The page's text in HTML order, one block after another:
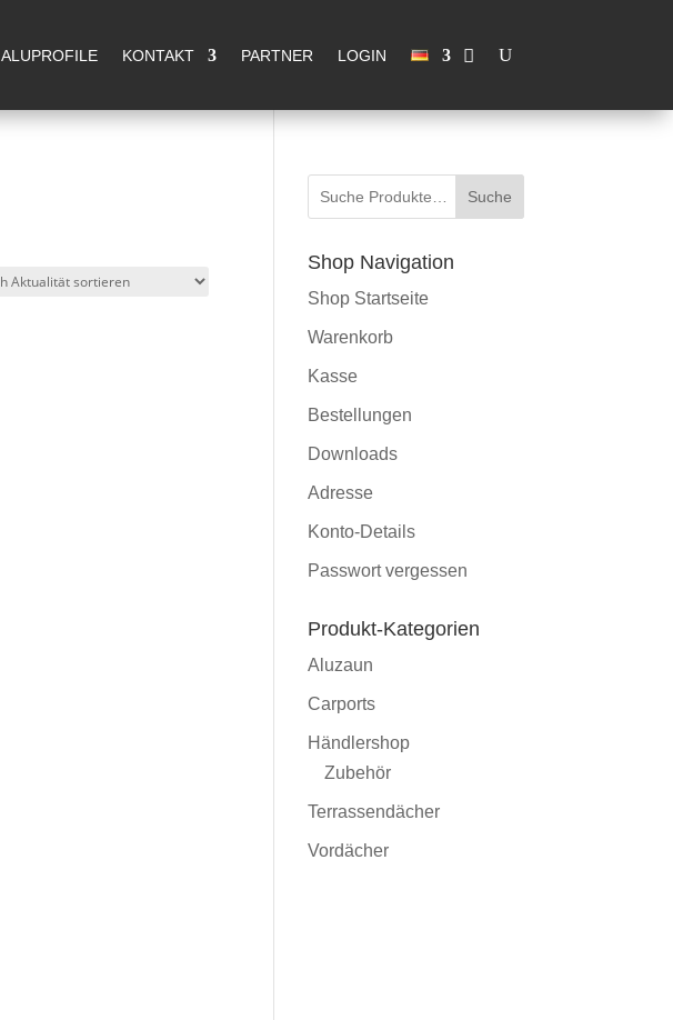
ALUPROFILE KONTAKT PARTNER LOGIN
Suche
Shop Navigation
Shop Startseite
Warenkorb
Kasse
Bestellungen
Downloads
Adresse
Konto-Details
Passwort vergessen
Produkt-Kategorien
Aluzaun
Carports
Händlershop
Zubehör
Terrassendächer
Vordächer